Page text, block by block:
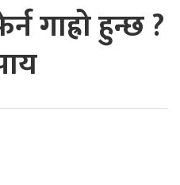
गाह्रो हुन्छ ?